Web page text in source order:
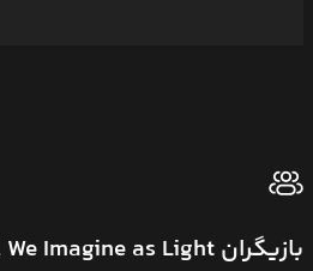
بازیگران All We Imagine as Light